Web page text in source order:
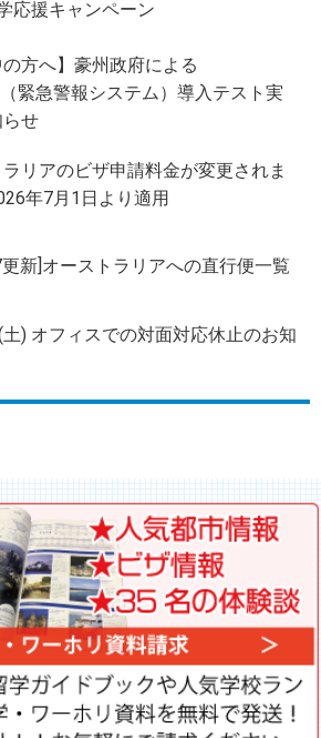
応援キャンペーン
の方へ】豪州政府による
緊急警報システム）導入テスト実
せ
リアのビザ申請料金が変更されま
年7月1日より適用
新]オーストラリアへの直行便一覧
) オフィスでの対面対応休止のお知